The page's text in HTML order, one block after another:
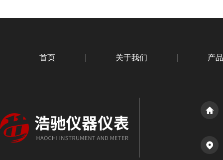
首页 关于我们 产